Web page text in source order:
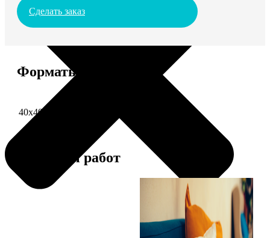
Сделать заказ
Форматы и цены
40х40 односторонняя печать
Примеры работ